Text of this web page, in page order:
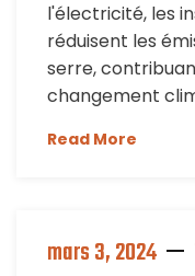
l'électricité, les
réduisent les
serre,
changement
Read More
mars 3, 2024